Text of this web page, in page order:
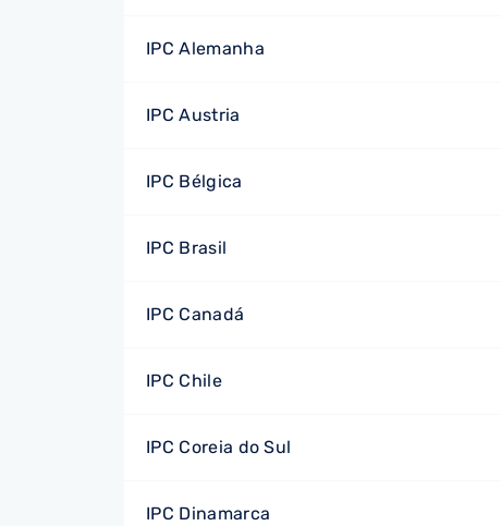
IPC Alemanha
IPC Austria
IPC Bélgica
IPC Brasil
IPC Canadá
IPC Chile
IPC Coreia do Sul
IPC Dinamarca